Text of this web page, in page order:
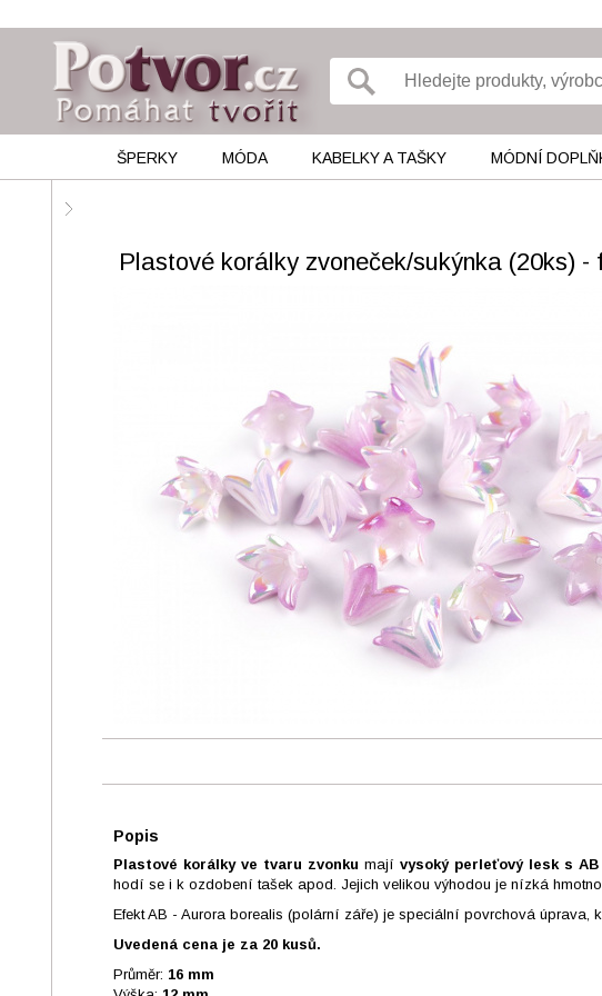
ŠPERKY MÓDA KABELKY A TAŠKY MÓDNÍ
Plastové korálky zvoneček/sukýnka (20ks) -
Popis
Plastové korálky ve tvaru zvonku mají vysoký perleťový lesk s
hodí se i k ozdobení tašek apod. Jejich velikou výhodou je nízká
Efekt AB - Aurora borealis (polární záře) je speciální povrchová
Uvedená cena je za 20 kusů.
Průměr: 16 mm